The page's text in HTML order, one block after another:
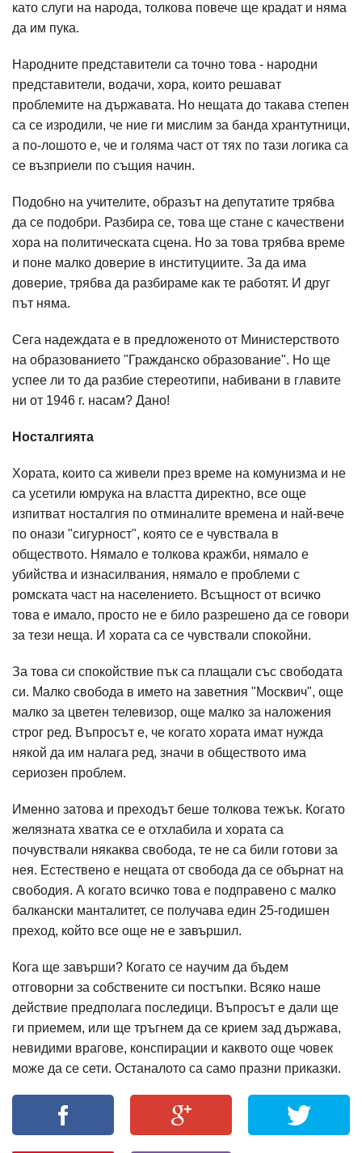
като слуги на народа, толкова повече ще крадат и няма
да им пука.
Народните представители са точно това - народни
представители, водачи, хора, които решават
проблемите на държавата. Но нещата до такава степен
са се изродили, че ние ги мислим за банда хрантутници,
а по-лошото е, че и голяма част от тях по тази логика са
се възприели по същия начин.
Подобно на учителите, образът на депутатите трябва
да се подобри. Разбира се, това ще стане с качествени
хора на политическата сцена. Но за това трябва време
и поне малко доверие в институциите. За да има
доверие, трябва да разбираме как те работят. И друг
път няма.
Сега надеждата е в предложеното от Министерството
на образованието "Гражданско образование". Но ще
успее ли то да разбие стереотипи, набивани в главите
ни от 1946 г. насам? Дано!
Носталгията
Хората, които са живели през време на комунизма и не
са усетили юмрука на властта директно, все още
изпитват носталгия по отминалите времена и най-вече
по онази "сигурност", която се е чувствала в
обществото. Нямало е толкова кражби, нямало е
убийства и изнасилвания, нямало е проблеми с
ромската част на населението. Всъщност от всичко
това е имало, просто не е било разрешено да се говори
за тези неща. И хората са се чувствали спокойни.
За това си спокойствие пък са плащали със свободата
си. Малко свобода в името на заветния "Москвич", още
малко за цветен телевизор, още малко за наложения
строг ред. Въпросът е, че когато хората имат нужда
някой да им налага ред, значи в обществото има
сериозен проблем.
Именно затова и преходът беше толкова тежък. Когато
желязната хватка се е отхлабила и хората са
почувствали някаква свобода, те не са били готови за
нея. Естествено е нещата от свобода да се обърнат на
свободия. А когато всичко това е подправено с малко
балкански манталитет, се получава един 25-годишен
преход, който все още не е завършил.
Кога ще завърши? Когато се научим да бъдем
отговорни за собствените си постъпки. Всяко наше
действие предполага последици. Въпросът е дали ще
ги приемем, или ще тръгнем да се крием зад държава,
невидими врагове, конспирации и каквото още човек
може да се сети. Останалото са само празни приказки.